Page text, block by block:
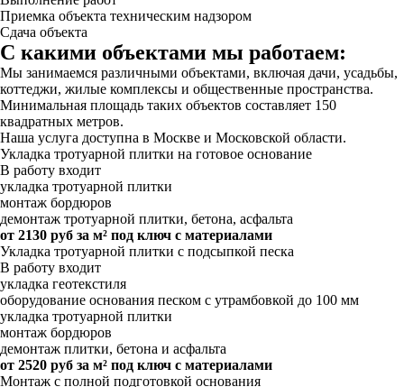
Приемка объекта техническим надзором
Сдача объекта
С какими объектами мы работаем:
Мы занимаемся различными объектами, включая дачи, усадьбы,
коттеджи, жилые комплексы и общественные пространства.
Минимальная площадь таких объектов составляет 150
квадратных метров.
Наша услуга доступна в Москве и Московской области.
Укладка тротуарной плитки на готовое основание
В работу входит
укладка тротуарной плитки
монтаж бордюров
демонтаж тротуарной плитки, бетона, асфальта
от 2130 руб за м² под ключ с материалами
Укладка тротуарной плитки с подсыпкой песка
В работу входит
укладка геотекстиля
оборудование основания песком с утрамбовкой до 100 мм
укладка тротуарной плитки
монтаж бордюров
демонтаж плитки, бетона и асфальта
от 2520 руб за м² под ключ с материалами
Монтаж с полной подготовкой основания